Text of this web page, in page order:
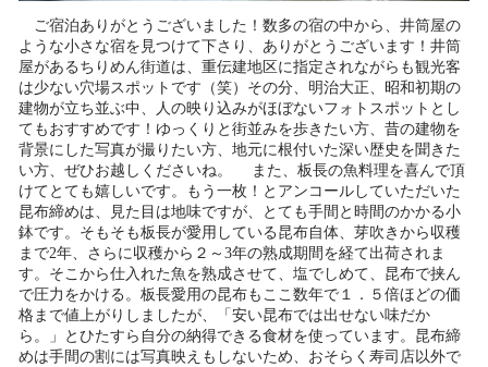
ご宿泊ありがとうございました！数多の宿の中から、井筒屋の
ような小さな宿を見つけて下さり、ありがとうございます！井筒
屋があるちりめん街道は、重伝建地区に指定されながらも観光客
は少ない穴場スポットです（笑）その分、明治大正、昭和初期の
建物が立ち並ぶ中、人の映り込みがほぼないフォトスポットとし
てもおすすめです！ゆっくりと街並みを歩きたい方、昔の建物を
背景にした写真が撮りたい方、地元に根付いた深い歴史を聞きた
い方、ぜひお越しくださいね。 また、板長の魚料理を喜んで頂
けてとても嬉しいです。もう一枚！とアンコールしていただいた
昆布締めは、見た目は地味ですが、とても手間と時間のかかる小
鉢です。そもそも板長が愛用している昆布自体、芽吹きから収穫
まで2年、さらに収穫から２～3年の熟成期間を経て出荷されま
す。そこから仕入れた魚を熟成させて、塩でしめて、昆布で挟ん
で圧力をかける。板長愛用の昆布もここ数年で１．５倍ほどの価
格まで値上がりしましたが、「安い昆布では出せない味だか
ら。」とひたすら自分の納得できる食材を使っています。昆布締
めは手間の割には写真映えもしないため、おそらく寿司店以外で